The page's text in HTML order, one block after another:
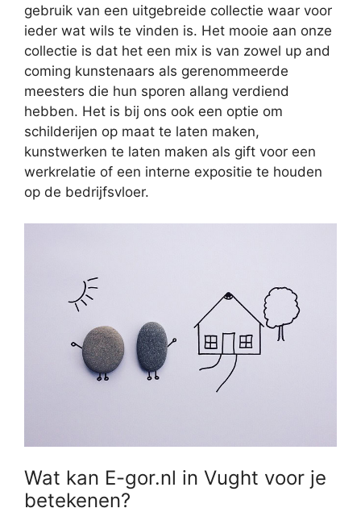
gebruik van een uitgebreide collectie waar voor
ieder wat wils te vinden is. Het mooie aan onze
collectie is dat het een mix is van zowel up and
coming kunstenaars als gerenommeerde
meesters die hun sporen allang verdiend
hebben. Het is bij ons ook een optie om
schilderijen op maat te laten maken,
kunstwerken te laten maken als gift voor een
werkrelatie of een interne expositie te houden
op de bedrijfsvloer.
Wat kan E-gor.nl in Vught voor je
betekenen?